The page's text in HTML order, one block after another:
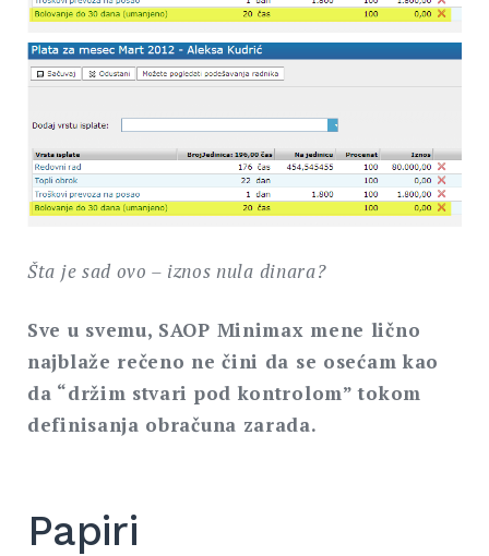
Šta je sad ovo – iznos nula dinara?
Sve u svemu, SAOP Minimax mene lično
najblaže rečeno ne čini da se osećam kao
da “držim stvari pod kontrolom” tokom
definisanja obračuna zarada.
Papiri